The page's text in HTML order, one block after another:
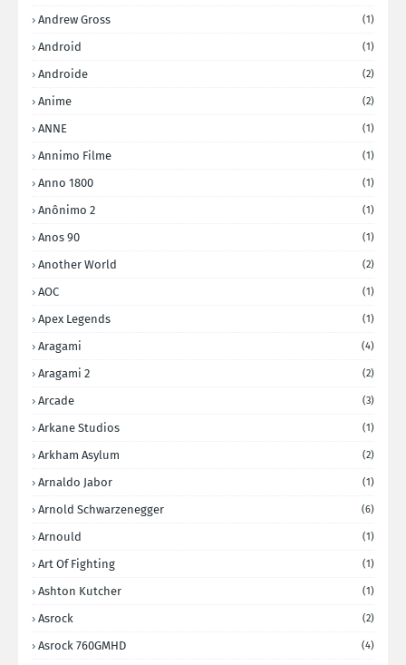
Andrew Gross (1)
Android (1)
Androide (2)
Anime (2)
ANNE (1)
Annimo Filme (1)
Anno 1800 (1)
Anônimo 2 (1)
Anos 90 (1)
Another World (2)
AOC (1)
Apex Legends (1)
Aragami (4)
Aragami 2 (2)
Arcade (3)
Arkane Studios (1)
Arkham Asylum (2)
Arnaldo Jabor (1)
Arnold Schwarzenegger (6)
Arnould (1)
Art Of Fighting (1)
Ashton Kutcher (1)
Asrock (2)
Asrock 760GMHD (4)